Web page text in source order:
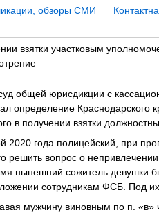
обзоры СМИ
взятки участковым
общей юрисдикции с
определение Краснодарского
в получении взятки
2020 года полицейский, при
решить вопрос о
нынешний сожитель девушки
сотрудникам ФСБ. Под их
мужчину виновным по п.